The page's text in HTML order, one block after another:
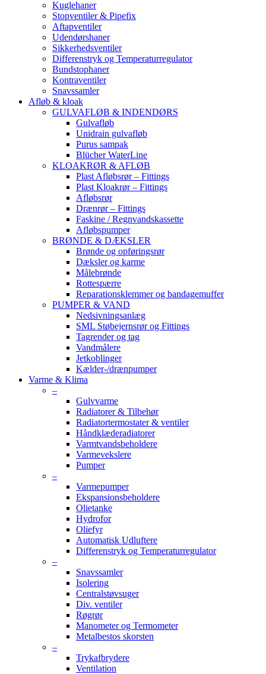
Kuglehaner
Stopventiler & Pipefix
Aftapventiler
Udendørshaner
Sikkerhedsventiler
Differenstryk og Temperaturregulator
Bundstophaner
Kontraventiler
Snavssamler
Afløb & kloak
GULVAFLØB & INDENDØRS
Gulvafløb
Unidrain gulvafløb
Purus sampak
Blücher WaterLine
KLOAKRØR & AFLØB
Plast Afløbsrør – Fittings
Plast Kloakrør – Fittings
Afløbsrør
Drænrør – Fittings
Faskine / Regnvandskassette
Afløbspumper
BRØNDE & DÆKSLER
Brønde og opføringsrør
Dæksler og karme
Målebrønde
Rottespærre
Reparationsklemmer og bandagemuffer
PUMPER & VAND
Nedsivningsanlæg
SML Støbejernsrør og Fittings
Tagrender og tag
Vandmålere
Jetkoblinger
Kælder-/drænpumper
Varme & Klima
–
Gulvvarme
Radiatorer & Tilbehør
Radiatortermostater & ventiler
Håndklæderadiatorer
Varmtvandsbeholdere
Varmevekslere
Pumper
–
Varmepumper
Ekspansionsbeholdere
Olietanke
Hydrofor
Oliefyr
Automatisk Udluftere
Differenstryk og Temperaturregulator
–
Snavssamler
Isolering
Centralstøvsuger
Div. ventiler
Røgrør
Manometer og Termometer
Metalbestos skorsten
–
Trykafbrydere
Ventilation